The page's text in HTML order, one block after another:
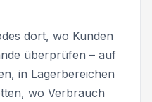
dort, wo Kunden
überprüfen – auf
in Lagerbereichen
wo Verbrauch